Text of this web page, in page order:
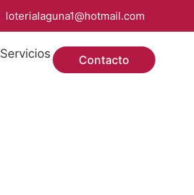
loterialaguna1@hotmail.com
Servicios Contacto